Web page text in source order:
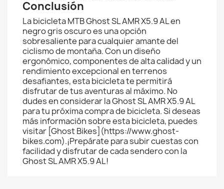
Conclusión
La bicicleta MTB Ghost SL AMR X5.9 AL en
negro gris oscuro es una opción
sobresaliente para cualquier amante del
ciclismo de montaña. Con un diseño
ergonómico, componentes de alta calidad y un
rendimiento excepcional en terrenos
desafiantes, esta bicicleta te permitirá
disfrutar de tus aventuras al máximo. No
dudes en considerar la Ghost SL AMR X5.9 AL
para tu próxima compra de bicicleta. Si deseas
más información sobre esta bicicleta, puedes
visitar [Ghost Bikes](https://www.ghost-
bikes.com).¡Prepárate para subir cuestas con
facilidad y disfrutar de cada sendero con la
Ghost SL AMR X5.9 AL!